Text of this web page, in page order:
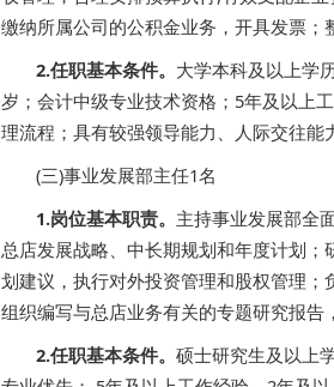
缴纳所属公司的公积金业务，开具发票；
2.任职基本条件。 大学本科及以上学
岁；会计中级专业技术资格；5年及以上
理流程；具有较强领导能力、人际交往能
(三)事业发展部主任1名
1.岗位基本职责。 主持事业发展部全
总店发展战略、中长期规划和年度计划
划建议，执行对外投资管理和股权管理；
组织编写与总店业务有关的专题研究报告
2.任职基本条件。 硕士研究生及以上